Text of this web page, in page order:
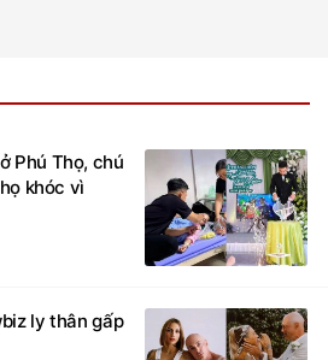
Phú Thọ, chú
khóc vì
ly thân gấp